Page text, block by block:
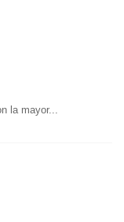
la mayor...